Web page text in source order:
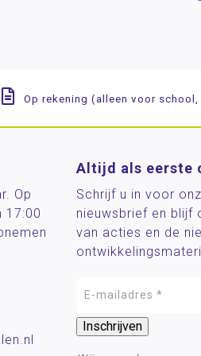
Op rekening (alleen voor
Op
17:00
Altijd als eerste
Schrijf u in voor
nieuwsbrief en blijf
van acties en de